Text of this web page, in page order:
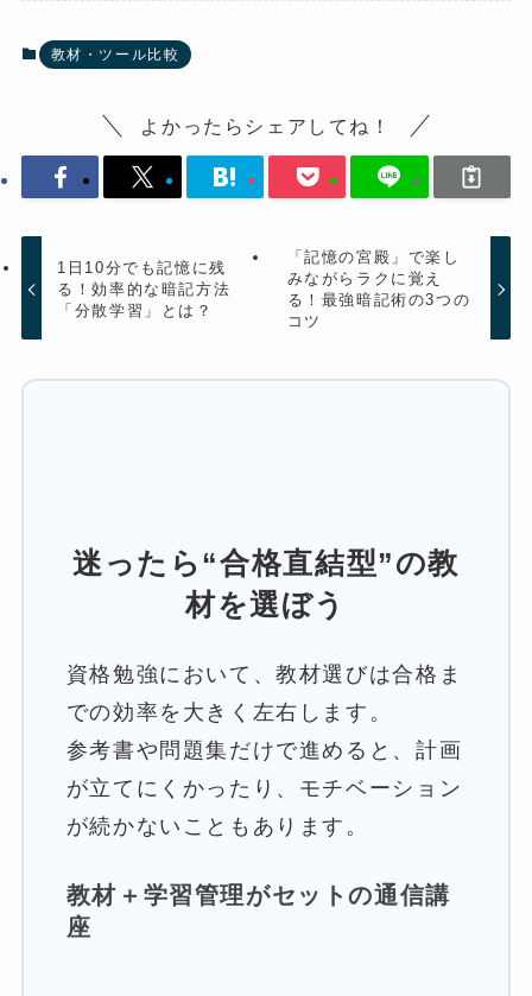
教材・ツール比較
よかったらシェアしてね！
1日10分でも記憶に残
る！効率的な暗記方法
「分散学習」とは？
「記憶の宮殿」で楽し
みながらラクに覚え
る！最強暗記術の3つの
コツ
迷ったら“合格直結型”の教
材を選ぼう
資格勉強において、教材選びは合格ま
での効率を大きく左右します。
参考書や問題集だけで進めると、計画
が立てにくかったり、モチベーション
が続かないこともあります。
教材＋学習管理がセットの通信講
座